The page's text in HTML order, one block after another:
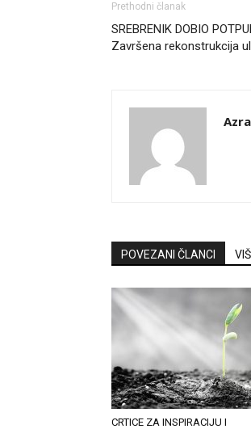
Prethodni članak
SREBRENIK DOBIO
Završena rekonstrukcija
POVEZANI ČLANCI
CRTICE ZA INSPIRACIJU I